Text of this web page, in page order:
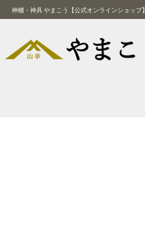
神棚・神具 やまこう【公式オンラインショップ】